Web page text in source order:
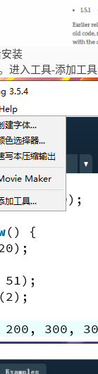
安装
进入工具-添加工具